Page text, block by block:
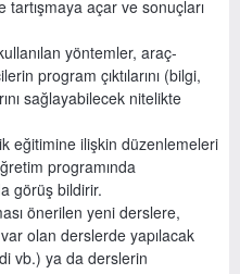
açar ve sonuçları
yöntemler, araç-
program çıktılarını (bilgi,
sağlayabilecek nitelikte
eğitimine ilişkin düzenlemeleri
programında
görüş bildirir.
önerilen yeni derslere,
olan derslerde yapılacak
vb.) ya da derslerin